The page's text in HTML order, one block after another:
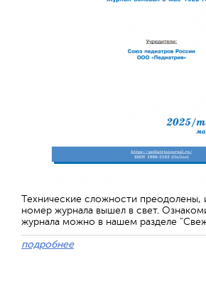
Технические сложности преодолены,
номер журнала вышел в свет.
журнала можно в нашем разделе
подробнее